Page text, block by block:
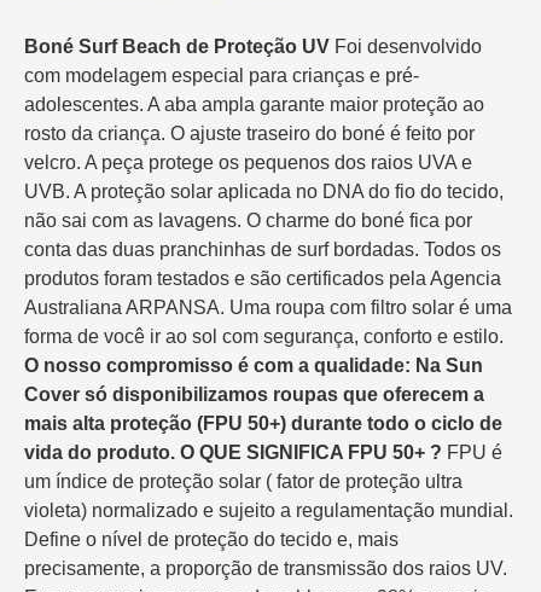
Boné Surf Beach de Proteção UV Foi desenvolvido
com modelagem especial para crianças e pré-
adolescentes. A aba ampla garante maior proteção ao
rosto da criança. O ajuste traseiro do boné é feito por
velcro. A peça protege os pequenos dos raios UVA e
UVB. A proteção solar aplicada no DNA do fio do tecido,
não sai com as lavagens. O charme do boné fica por
conta das duas pranchinhas de surf bordadas. Todos os
produtos foram testados e são certificados pela Agencia
Australiana ARPANSA. Uma roupa com filtro solar é uma
forma de você ir ao sol com segurança, conforto e estilo.
O nosso compromisso é com a qualidade: Na Sun
Cover só disponibilizamos roupas que oferecem a
mais alta proteção (FPU 50+) durante todo o ciclo de
vida do produto. O QUE SIGNIFICA FPU 50+ ? FPU é
um índice de proteção solar ( fator de proteção ultra
violeta) normalizado e sujeito a regulamentação mundial.
Define o nível de proteção do tecido e, mais
precisamente, a proporção de transmissão dos raios UV.